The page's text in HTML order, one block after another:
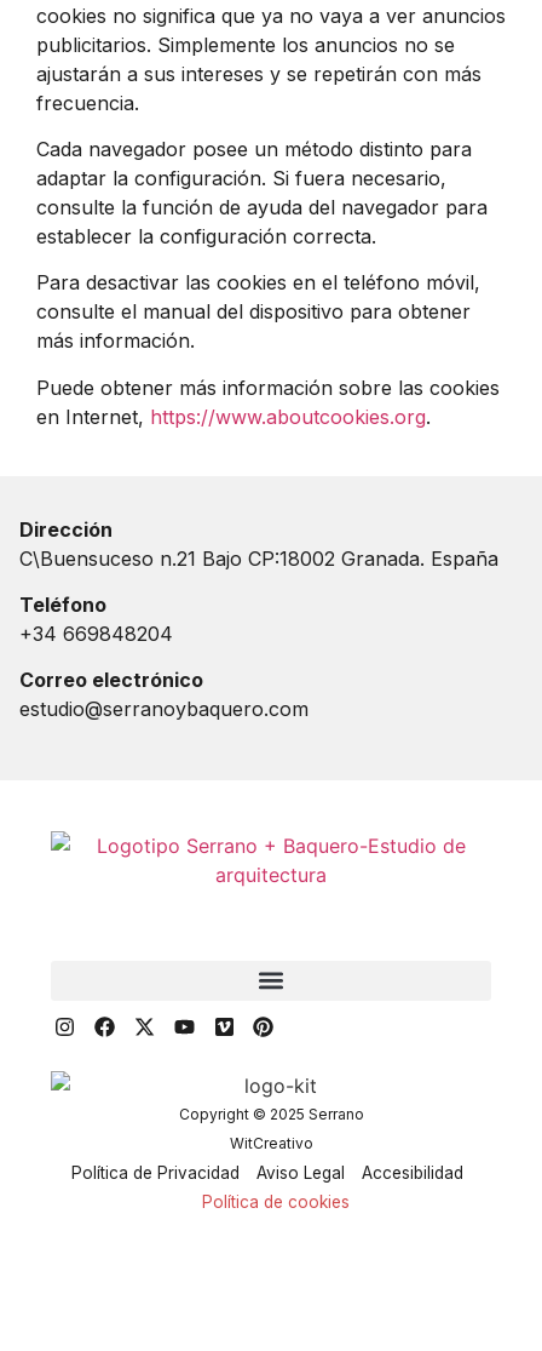
cookies no significa que ya no vaya a ver anuncios
publicitarios. Simplemente los anuncios no se
ajustarán a sus intereses y se repetirán con más
frecuencia.
Cada navegador posee un método distinto para
adaptar la configuración. Si fuera necesario,
consulte la función de ayuda del navegador para
establecer la configuración correcta.
Para desactivar las cookies en el teléfono móvil,
consulte el manual del dispositivo para obtener
más información.
Puede obtener más información sobre las cookies
en Internet, https://www.aboutcookies.org.
Dirección
C\Buensuceso n.21 Bajo CP:18002 Granada. España
Teléfono
+34 669848204
Correo electrónico
estudio@serranoybaquero.com
Copyright © 2025 Serrano
WitCreativo
Política de Privacidad Aviso Legal
Accesibilidad
Política de cookies